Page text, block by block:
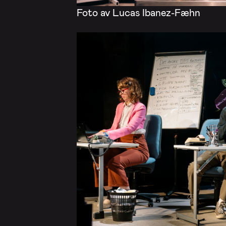
Foto av Lucas Ibanez-Fæhn